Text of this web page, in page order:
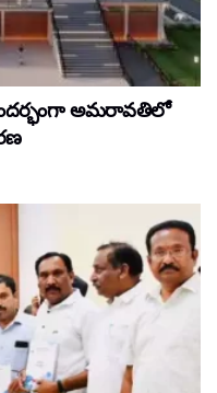
అమరావతిలో